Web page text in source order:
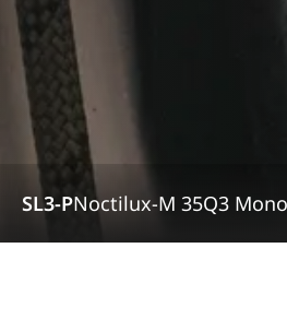
SL3-PNoctilux-M 35Q3